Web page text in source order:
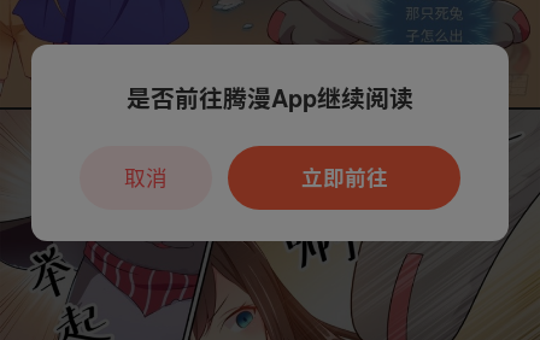
是否前往腾漫App继续阅读
立即前往
取消